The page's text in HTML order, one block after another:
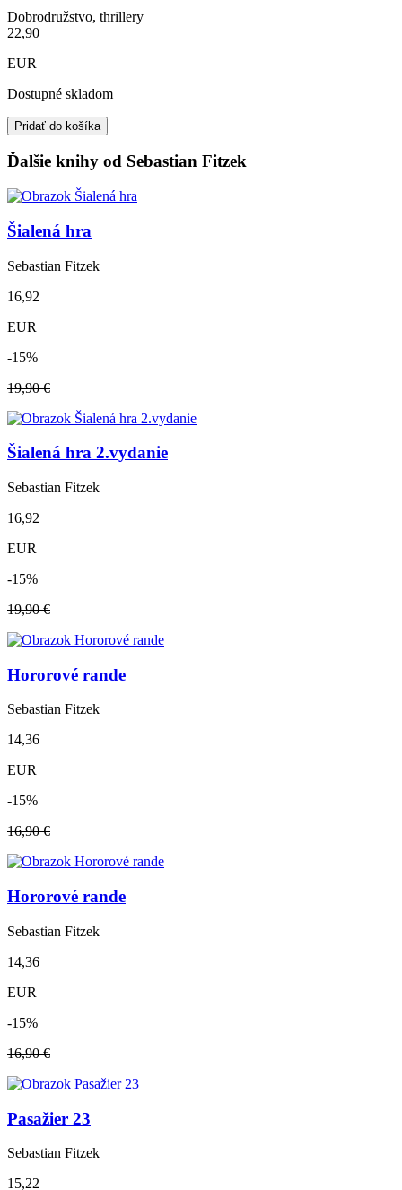
Dobrodružstvo, thrillery
22,90
EUR
Dostupné skladom
Pridať do košíka
Ďalšie knihy od Sebastian Fitzek
Šialená hra
Sebastian Fitzek
16,92
EUR
-15%
19,90 €
Šialená hra 2.vydanie
Sebastian Fitzek
16,92
EUR
-15%
19,90 €
Hororové rande
Sebastian Fitzek
14,36
EUR
-15%
16,90 €
Hororové rande
Sebastian Fitzek
14,36
EUR
-15%
16,90 €
Pasažier 23
Sebastian Fitzek
15,22